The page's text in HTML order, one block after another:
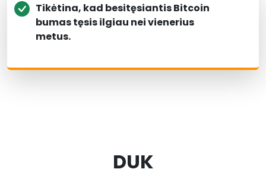
Tikėtina, kad besitęsiantis Bitcoin
bumas tęsis ilgiau nei vienerius
metus.
DUK